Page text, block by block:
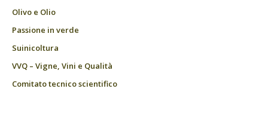
Olivo e Olio
Passione in verde
Suinicoltura
VVQ – Vigne, Vini e Qualità
Comitato tecnico scientifico